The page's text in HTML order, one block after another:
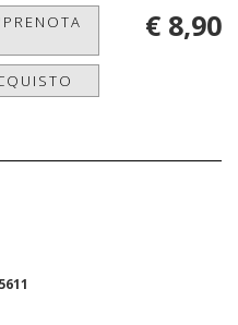
€ 8,90